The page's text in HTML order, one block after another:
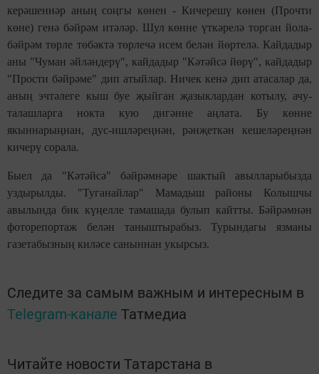
керәшеннәр аның соңгы көнен - Кичерешү көнен (Прочти
көне) генә бәйрәм итәләр. Шул көнне үткәрелә торган йола-
бәйрәм төрле төбәктә төрлечә исем белән йөртелә. Кайдадыр
аны "Чуман әйләндерү", кайдадыр "Кәтәйсә йөрү", кайдадыр
"Прости бәйрәме" дип атыйлар. Ничек кенә дип атасалар да,
аның эчтәлеге кыш буе җыйган җазыклардан котылу, ачу-
талашларга нокта кую дигәнне аңлата. Бу көнне
якыннарыңнан, дус-ишләреңнән, рәнҗеткән кешеләреңнән
кичерү сорала.
Быел да "Кәтәйсә" бәйрәмнәре шактый авылларыбызда
уздырылды. "Туганайлар" Мамадыш районы Колышчы
авылында бик күңелле тамашада булып кайтты. Бәйрәмнән
фоторепортаж белән таныштырабыз. Турындагы язманы
газетабызның киләсе саныннан укырсыз.
Следите за самым важным и интересным в
Telegram-канале Татмедиа
Читайте новости Татарстана в